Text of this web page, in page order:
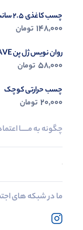
چسب کاغذی 2.5 سانت جانسون
148,000 تومان
روان نویس ژل پن WAVE سی کلاس-آبی
58,000 تومان
چسب حرارتی کوچک
20,000 تومان
چگونه به مــــــا
ما در شبکه های